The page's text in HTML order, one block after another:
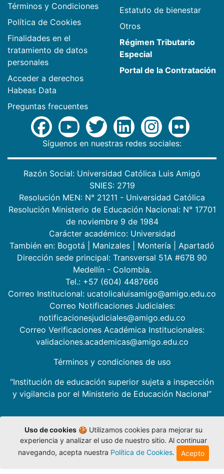
Términos y Condiciones
Política de Cookies
Finalidades en el
tratamiento de datos
personales
Acceder a derechos
Habeas Data
Preguntas frecuentes
Estatuto de bienestar
Otros
Régimen Tributario
Especial
Portal de la Contratación
Síguenos en nuestras redes sociales:
Razón Social: Universidad Católica Luis Amigó
SNIES: 2719
Resolución MEN: N° 21211 - Universidad Católica
Resolución Ministerio de Educación Nacional: N° 17701
de noviembre 9 de 1984
Carácter académico: Universidad
También en: Bogotá Manizales Montería
Apartadó
Dirección sede principal: Transversal 51A #67B 90
Medellín - Colombia.
Tel.: +57 (604) 4487666
Correo Institucional: ucatolicaluisamigo@amigo.edu.co
Correo Notificaciones Judiciales:
notificacionesjudiciales@amigo.edu.co
Correo Verificaciones Académica Institucionales:
validaciones.academicas@amigo.edu.co
Términos y condiciones de uso
“Institución de educación superior sujeta a inspección
y vigilancia por el Ministerio de Educación Nacional”
Uso de cookies🍪 Utilizamos cookies para mejorar su
experiencia y analizar el uso de nuestro sitio. Al continuar
navegando, acepta nuestra Política de Cookies. Acepto